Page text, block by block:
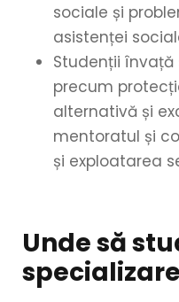
sociale și
asistenței
Studenții învață
precum
alternativă și
mentoratul și
și exploatarea
Unde să